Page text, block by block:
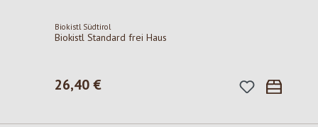
Biokistl Südtirol
Biokistl Standard frei Haus
Regulärer Preis:
26,40 €